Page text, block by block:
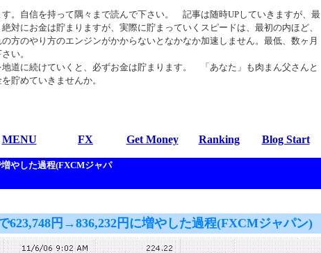
。自信を持って隅々まで読んで下さい。 記事は随時UPしていきますが、最
対にお金は貯まりますが、実際に貯まっていくスピードは、最初の内ほど、
方のやり方のエンジンがかからないとなかなか加速しません。最低、数ヶ月
い。
道に続けていくと、必ずお金は貯まります。 「あなた」も肉まん父さんと
貯めていきませんか。
MENU FX Get Money Ranking Blog Start
やした過程(FXCMジャパ
623,748円→836,232円に増やした過程(FXCMジャパン)